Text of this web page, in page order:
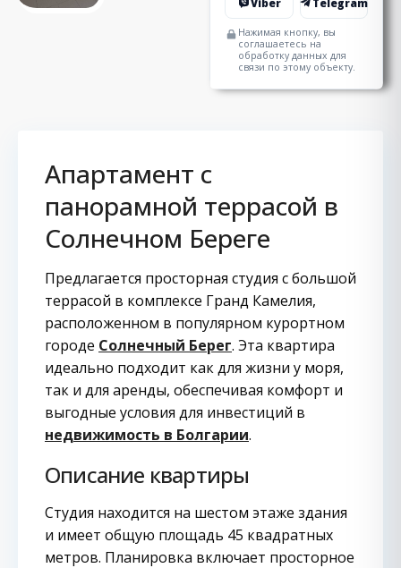
Нажимая кнопку, вы
соглашаетесь на
обработку данных для
связи по этому объекту.
Апартамент с
панорамной террасой в
Солнечном Береге
Предлагается просторная студия с большой
террасой в комплексе Гранд Камелия,
расположенном в популярном курортном
городе Солнечный Берег. Эта квартира
идеально подходит как для жизни у моря,
так и для аренды, обеспечивая комфорт и
выгодные условия для инвестиций в
недвижимость в Болгарии.
Описание квартиры
Студия находится на шестом этаже здания
и имеет общую площадь 45 квадратных
метров. Планировка включает просторное